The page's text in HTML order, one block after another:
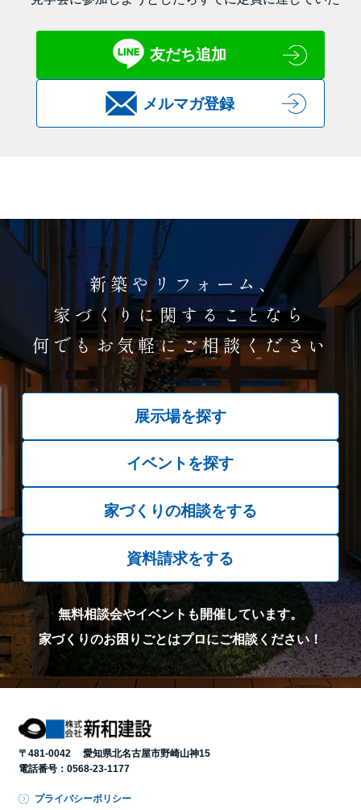
友だち追加
メルマガ登録
新築やリフォーム、
家づくりに関することなら
何でもお気軽にご相談ください
展示場を探す
イベントを探す
家づくりの相談をする
資料請求をする
無料相談会やイベントも開催しています。
家づくりのお困りごとはプロにご相談ください！
〒481-0042 愛知県北名古屋市野崎山神15
電話番号： 0568-23-1177
プライバシーポリシー